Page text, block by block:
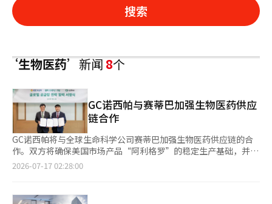
搜索
‘生物医药’新闻8个
GC诺西帕与赛蒂巴加强生物医药供应
链合作
GC诺西帕将与全球生命科学公司赛蒂巴加强生物医药供应链的合
作。双方将确保美国市场产品“阿利格罗”的稳定生产基础，并扩
大下一代生物工艺技术的合作。 GC诺西帕于16日宣布，已与赛蒂
在双方合作30周年之际签署的。自1996年首次交易以来，双方在
2026-07-17 02:28:00